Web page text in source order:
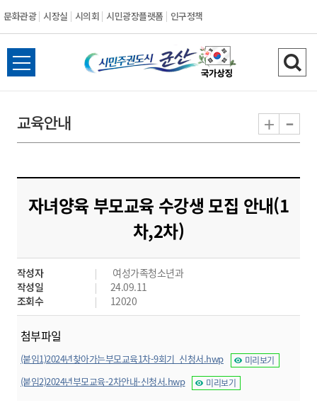
문화관광 시장실 시의회 시민광장플랫폼 인구정책
시
민
도
시
군
산
전
체
뉴
열
검
색
기
교육안내 + -
자녀양육 부모교육 수강생 모집 안내(1
차,2차)
작성자
여성가족청소년과
작성일
24.09.11
조회수
12020
첨부파일
(붙임1)2024년찾아가는부모교육1차-9회기_신청서.hwp 미리보기
(붙임2)2024년부모교육-2차안내-신청서.hwp 미리보기